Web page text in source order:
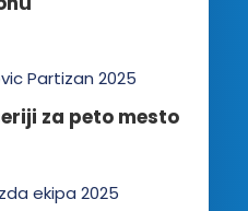
za peto mesto